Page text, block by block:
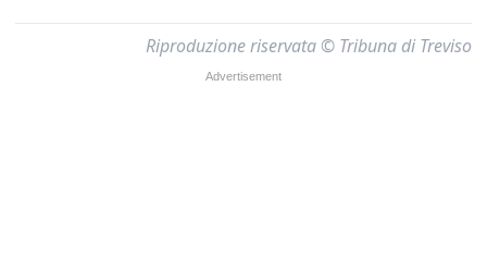
Riproduzione riservata © Tribuna di Treviso